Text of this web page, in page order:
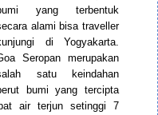
yang terbentuk
alami bisa traveller
di Yogyakarta.
Seropan merupakan
satu keindahan
bumi yang tercipta
air terjun setinggi 7